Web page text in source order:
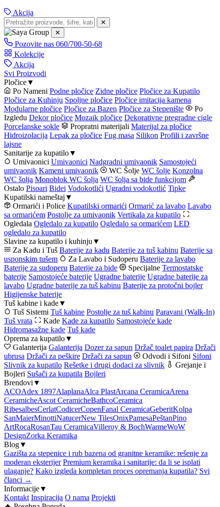
Akcija
✕
✕
Pozovite nas 060/700-50-68
Kolekcije
Akcija
Svi Proizvodi
Pločice▼
Po Nameni Podne pločice Zidne pločice Pločice za Kupatilo
Pločice za Kuhinju Spoljne pločice Pločice imitacija kamena
Modularne pločice Pločice za Bazen Pločice za Stepenište
Po
Izgledu Dekor pločice Mozaik pločice Dekorativne pregradne cigle
Porcelanske sokle
Propratni materijali Materijal za pločice
Hidroizolacija Lepak za pločice Fug masa Silikon Profili i završne
lajsne
Sanitarije za kupatilo▼
Umivaonici Umivaonici Nadgradni umivaonik Samostojeći
umivaonik Kameni umivaonik WC Šolje WC šolje Konzolna
WC šolja Monoblok WC šolja WC šolja sa bide funkcijom
Ostalo Pisoari Bidei Vodokotlići Ugradni vodokotlić Tipke
Kupatilski nameštaj ▼
Ormarići i Police Kupatilski ormarići Ormarić za lavabo Lavabo
sa ormarićem Postolje za umivaonik Vertikala za kupatilo
Ogledala Ogledalo za kupatilo Ogledalo sa ormarićem LED
ogledalo za kupatilo
Slavine za kupatilo i kuhinju ▼
Za Kadu i Tuš Baterije za kadu Baterije za tuš kabinu Baterije sa
usponskim tušem
Za Lavabo i Sudoperu Baterije za lavabo
Baterije za sudoperu Baterije za bide Specijalne Termostatske
baterije Samostojeće baterije Ugradne baterije Ugradne baterije za
lavabo Ugradne baterije za tuš kabinu Baterije za protočni bojler
Higijenske baterije
Tuš kabine i kade▼
Tuš Sistemi Tuš kabine Postolje za tuš kabinu Paravani (Walk-In)
Tuš vrata
Kade Kade za kupatilo Samostojeće kade
Hidromasažne kade Tuš kade
Oprema za kupatilo▼
Galanterija Galanterija Dozer za sapun Držač toalet papira Držači
ubrusa Držači za peškire Držači za sapun Odvodi i Sifoni Sifoni
Slivnik za kupatilo Rešetke i drugi dodaci za slivnik
Grejanje i
Bojleri Sušači za kupatila Bojleri
Brendovi ▼
ACOAdex 1897AlaplanaAlca PlastArcana CeramicaArena
CeramicheAscot CeramicheBathcoCeramica
RibesalbesCerlatCodicerCopenFanal CeramicaGeberitKolpa
SanMaierMinottiNatucerNew TilesOnixPamesaPeštanPino
ArtRocaRosanTau CeramicaVilleroy & BochWarmeWoW
DesignZorka Keramika
Blog▼
Gazišta za stepenice i rub bazena od granitne keramike: rešenje za
moderan eksterijer Premium keramika i sanitarije: da li se isplati
ulaganje? Kako izgleda kompletan proces opremanja kupatila? Svi
članci →
Informacije▼
Kontakt Inspiracija O nama Projekti